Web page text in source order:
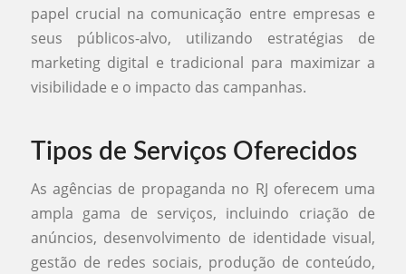
papel crucial na comunicação entre empresas e
seus públicos-alvo, utilizando estratégias de
marketing digital e tradicional para maximizar a
visibilidade e o impacto das campanhas.
Tipos de Serviços Oferecidos
As agências de propaganda no RJ oferecem uma
ampla gama de serviços, incluindo criação de
anúncios, desenvolvimento de identidade visual,
gestão de redes sociais, produção de conteúdo,